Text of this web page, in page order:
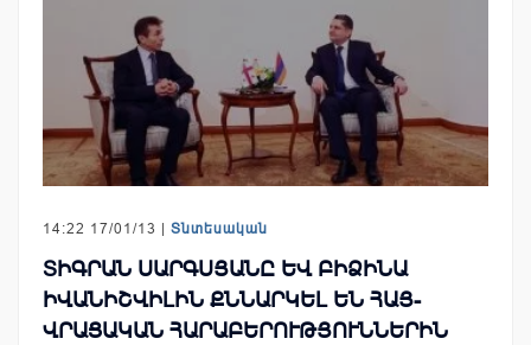
14:22 17/01/13 | Տնտեսական
ՏԻԳՐԱՆ ՍԱՐԳՍՅԱՆԸ ԵՎ ԲԻՁԻՆԱ
ԻՎԱՆԻՇՎԻԼԻՆ ՔՆՆԱՐԿԵԼ ԵՆ ՀԱՅ-
ՎՐԱՑԱԿԱՆ ՀԱՐԱԲԵՐՈՒԹՅՈՒՆՆԵՐԻՆ